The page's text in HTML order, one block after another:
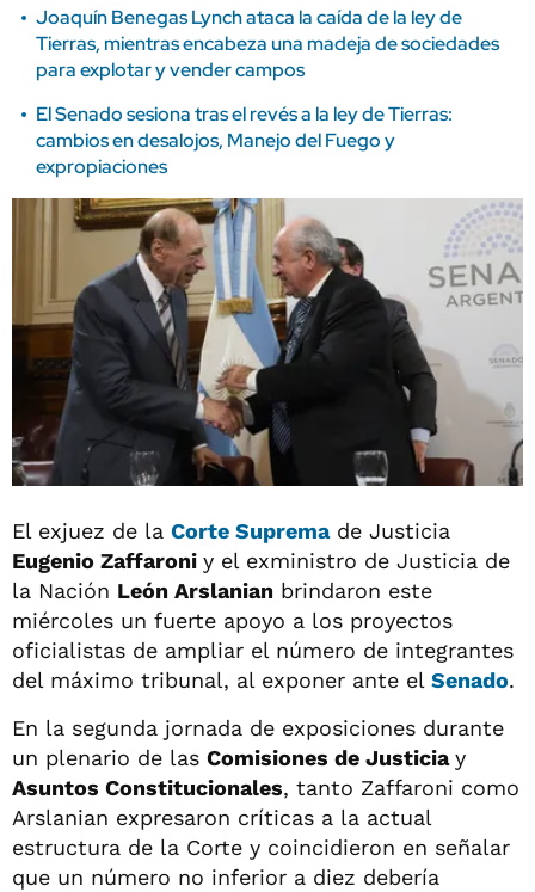
Joaquín Benegas Lynch ataca la caída de la ley de
Tierras, mientras encabeza una madeja de sociedades
para explotar y vender campos
El Senado sesiona tras el revés a la ley de Tierras:
cambios en desalojos, Manejo del Fuego y
expropiaciones
El exjuez de la Corte Supremade Justicia
Eugenio Zaffaroni y el exministro de Justicia de
la Nación León Arslanian brindaron este
miércoles un fuerte apoyo a los proyectos
oficialistas de ampliar el número de integrantes
del máximo tribunal, al exponer ante el Senado.
En la segunda jornada de exposiciones durante
un plenario de las Comisiones de Justiciay
Asuntos Constitucionales, tanto Zaffaroni como
Arslanian expresaron críticas a la actual
estructura de la Corte y coincidieron en señalar
que un número no inferior a diez debería